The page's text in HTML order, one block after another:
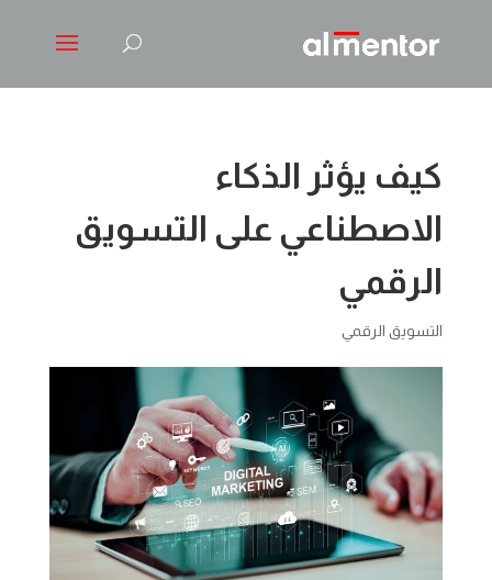
كيف يؤثر الذكاء
الاصطناعي على التسويق
الرقمي
التسويق الرقمي